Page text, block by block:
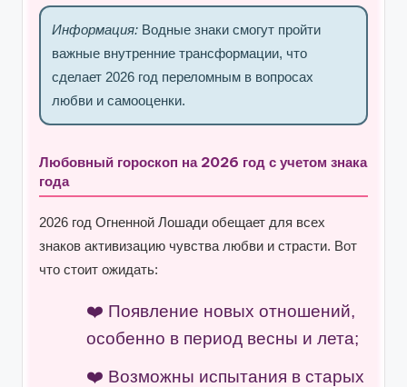
Информация: Водные знаки смогут пройти
важные внутренние трансформации, что
сделает 2026 год переломным в вопросах
любви и самооценки.
Любовный гороскоп на 2026 год с учетом знака
года
2026 год Огненной Лошади обещает для всех
знаков активизацию чувства любви и страсти. Вот
что стоит ожидать:
Появление новых отношений,
особенно в период весны и лета;
Возможны испытания в старых